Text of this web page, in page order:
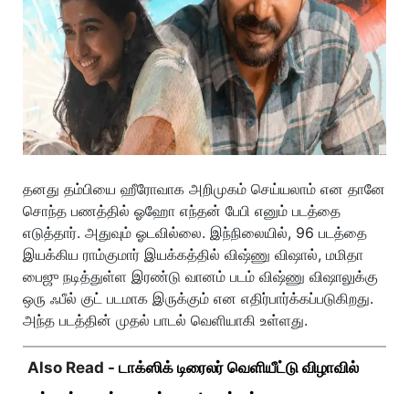
தனது தம்பியை ஹீரோவாக அறிமுகம் செய்யலாம் என தானே
சொந்த பணத்தில் ஓஹோ எந்தன் பேபி எனும் படத்தை
எடுத்தார். அதுவும் ஓடவில்லை. இந்நிலையில், 96 படத்தை
இயக்கிய ராம்குமார் இயக்கத்தில் விஷ்ணு விஷால், மமிதா
பைஜு நடித்துள்ள இரண்டு வானம் படம் விஷ்ணு விஷாலுக்கு
ஒரு ஃபீல் குட் படமாக இருக்கும் என எதிர்பார்க்கப்படுகிறது.
அந்த படத்தின் முதல் பாடல் வெளியாகி உள்ளது.
Also Read - டாக்ஸிக் டிரைலர் வெளியீட்டு விழாவில்